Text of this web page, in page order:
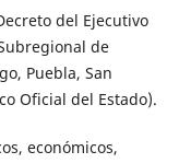
del Ejecutivo
de
Puebla, San
Oficial del Estado).
económicos,